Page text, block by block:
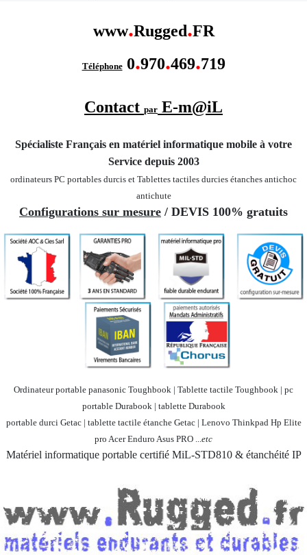
www.Rugged.FR
Téléphone0.970.469.719
Contact par E-m@iL
Spécialiste Français en matériel informatique mobile à votre
Service depuis 2003
ordinateurs PC portables durcis et Tablettes tactiles durcies étanches antichoc
antichute
Configurations sur mesure / DEVIS 100% gratuits
Ordinateur portable panasonic Toughbook | Tablette tactile Toughbook | pc
portable Durabook | tablette Durabook
portable durci Getac | tablette tactile étanche Getac | Lenovo Thinkpad Hp Elite
pro Acer Enduro Asus PRO ...etc
Matériel informatique portable certifié MiL-STD810 & étanchéité IP